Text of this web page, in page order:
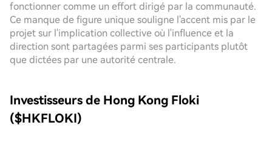
fonctionner comme un effort dirigé par la communauté.
Ce manque de figure unique souligne l'accent mis par le
projet sur l'implication collective où l'influence et la
direction sont partagées parmi ses participants plutôt
que dictées par une autorité centrale.
Investisseurs de Hong Kong Floki
($HKFLOKI)